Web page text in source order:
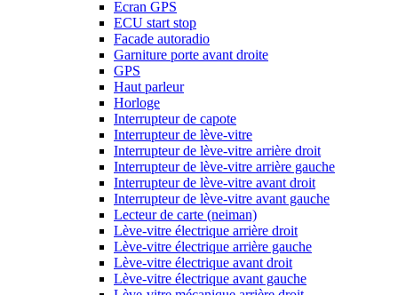
Ecran GPS
ECU start stop
Facade autoradio
Garniture porte avant droite
GPS
Haut parleur
Horloge
Interrupteur de capote
Interrupteur de lève-vitre
Interrupteur de lève-vitre arrière droit
Interrupteur de lève-vitre arrière gauche
Interrupteur de lève-vitre avant droit
Interrupteur de lève-vitre avant gauche
Lecteur de carte (neiman)
Lève-vitre électrique arrière droit
Lève-vitre électrique arrière gauche
Lève-vitre électrique avant droit
Lève-vitre électrique avant gauche